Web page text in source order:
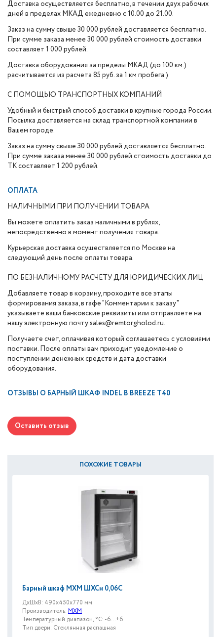
Доставка осуществляется бесплатно, в течении двух рабочих
дней в пределах МКАД ежедневно с 10.00 до 21.00.
Заказ на сумму свыше 30 000 рублей доставляется бесплатно.
При сумме заказа менее 30 000 рублей стоимость доставки
составляет 1 000 рублей.
Доставка оборудования за пределы МКАД (до 100 км.)
расчитывается из расчета 85 руб. за 1 км пробега.)
С ПОМОЩЬЮ ТРАНСПОРТНЫХ КОМПАНИЙ
Удобный и быстрый способ доставки в крупные города России.
Посылка доставляется на склад транспортной компании в
Вашем городе.
Заказ на сумму свыше 30 000 рублей доставляется бесплатно.
При сумме заказа менее 30 000 рублей стоимость доставки до
ТК составляет 1 200 рублей.
ОПЛАТА
НАЛИЧНЫМИ ПРИ ПОЛУЧЕНИИ ТОВАРА
Вы можете оплатить заказ наличными в рублях,
непосредственно в момент получения товара.
Курьерская доставка осуществляется по Москве на
следующий день после оплаты товара.
ПО БЕЗНАЛИЧНОМУ РАСЧЕТУ ДЛЯ ЮРИДИЧЕСКИХ ЛИЦ
Добавляете товар в корзину, проходите все этапы
формирования заказа, в гафе "Комментарии к заказу"
указываете ваши банковские реквизиты или отправляете на
нашу электронную почту sales@remtorgholod.ru.
Получаете счет, оплачивая который соглашаетесь с условиями
поставки. После оплаты вам приходит уведомление о
поступлении денежных средств и дата доставки
оборудования.
ОТЗЫВЫ О БАРНЫЙ ШКАФ INDEL В BREEZE T40
Оставить отзыв
ПОХОЖИЕ ТОВАРЫ
Барный шкаф МХМ ШХСн 0,06С
ДxШxВ: 490x450x770 мм
Производитель: МХМ
Температурный диапазон, °C: -6...+6
Тип двери: Стеклянная распашная